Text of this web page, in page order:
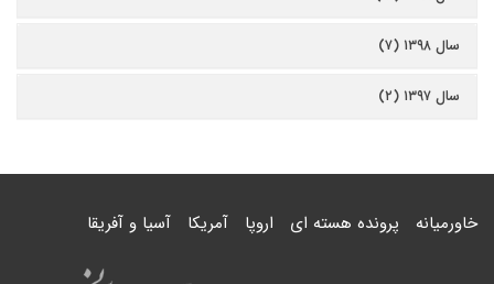
سال ۱۳۹۸ (۷)
سال ۱۳۹۷ (۲)
خاورمیانه پرونده هسته ای اروپا آمریکا آسیا و آفریقا